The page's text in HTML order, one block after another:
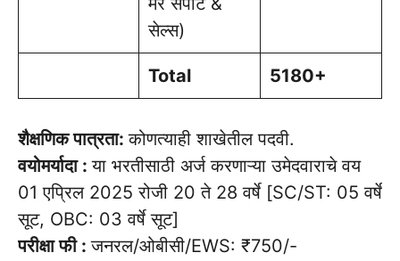
सेल्स)
Total 5180+
शैक्षणिक पात्रता:कोणत्याही शाखेतील पदवी.
वयोमर्यादा :या भरतीसाठी अर्ज करणाऱ्या उमेदवाराचे वय
01 एप्रिल 2025 रोजी 20 ते 28 वर्षे [SC/ST: 05 वर्षे
सूट, OBC: 03 वर्षे सूट]
परीक्षा फी :जनरल/ओबीसी/EWS: ₹750/-